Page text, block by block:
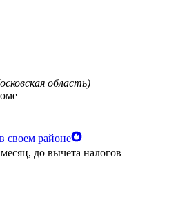
область)
своем районе
до вычета налогов